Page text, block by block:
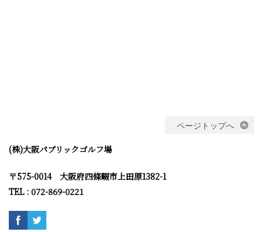
ページトップへ
(株)大阪パブリックゴルフ場
〒575-0014 大阪府四條畷市上田原1382-1
TEL : 072-869-0221